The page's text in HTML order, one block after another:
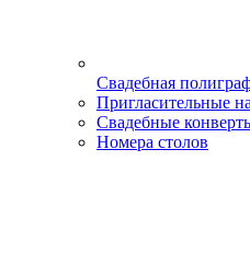
Свадебная
Пригласительные
Свадебные
Номера столов